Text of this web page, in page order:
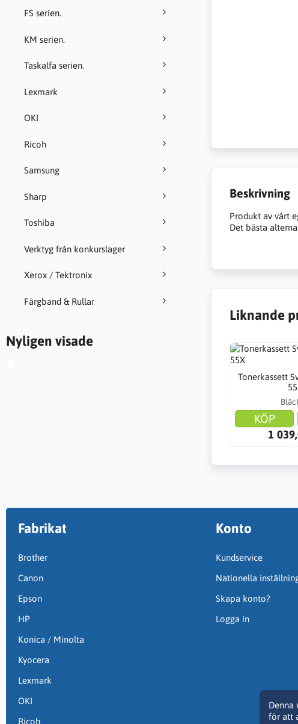
FS serien.
KM serien.
Taskalfa serien.
Lexmark
OKI
Ricoh
Samsung
Sharp
Toshiba
Verktyg från konkurslager
Xerox / Tektronix
Färgband & Rullar
Nyligen visade
Beskrivning
Produkt av vårt
Det bästa
Liknande
Tonerkassett
KÖP
1
Denna
för att
Fabrikat
Brother
Canon
Epson
HP
Konica / Minolta
Kyocera
Lexmark
OKI
Ricoh
Konto
Kundservice
Nationella
Skapa konto?
Logga in